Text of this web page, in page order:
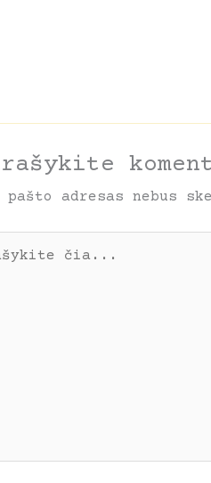
adresas nebus